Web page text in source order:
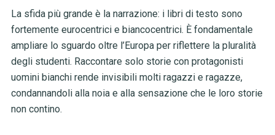
La sfida più grande è la narrazione: i libri di testo sono
fortemente eurocentrici e biancocentrici. È fondamentale
ampliare lo sguardo oltre l’Europa per riflettere la pluralità
degli studenti. Raccontare solo storie con protagonisti
uomini bianchi rende invisibili molti ragazzi e ragazze,
condannandoli alla noia e alla sensazione che le loro storie
non contino.